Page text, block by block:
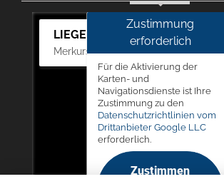
LIEGERT & BÖSKEN Automobile
Merkurstr. 11, 67663 Kaiserslautern
Zustimmung
erforderlich
Für die Aktivierung der
Karten- und
Navigationsdienste ist Ihre
Zustimmung zu den
Datenschutzrichtlinien vom
Drittanbieter Google LLC
erforderlich.
Zustimmen